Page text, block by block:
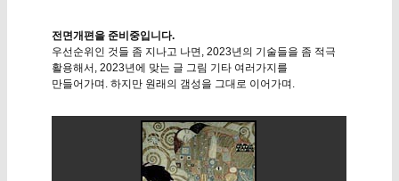
전면개편을 준비중입니다.
우선순위인 것들 좀 지나고 나면, 2023년의 기술들을 좀 적극
활용해서, 2023년에 맞는 글 그림 기타 여러가지를
만들어가며. 하지만 원래의 갬성을 그대로 이어가며.